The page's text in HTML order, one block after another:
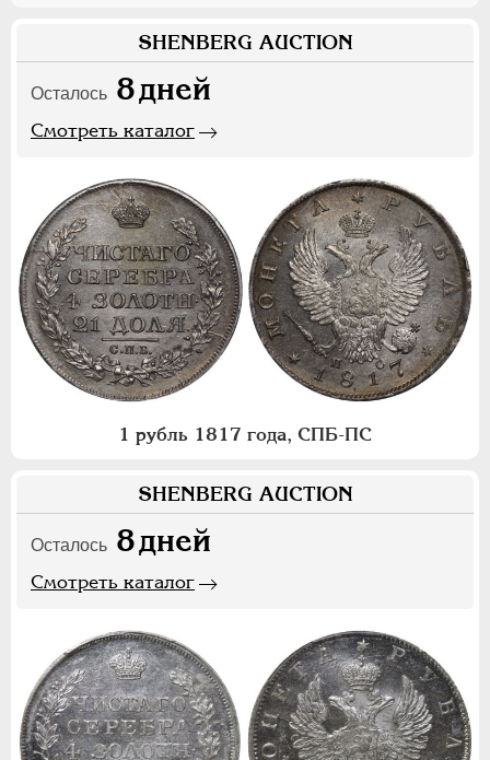
SHENBERG AUCTION
Осталось 8дней
Смотреть каталог
1 рубль 1817 года, СПБ-ПС
SHENBERG AUCTION
Осталось 8дней
Смотреть каталог